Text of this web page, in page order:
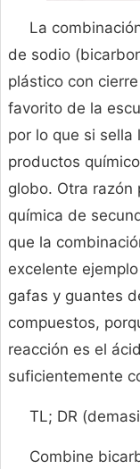
La
de sodio
plástico con
favorito de la
por lo que si
productos
globo. Otra razón
química de
que la
excelente
gafas y guantes
compuestos,
reacción es el
suficientemente
TL; DR
Combine